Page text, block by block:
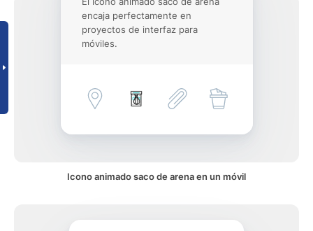
encaja perfectamente en
proyectos de interfaz para
móviles.
Icono animado saco de arena en un móvil